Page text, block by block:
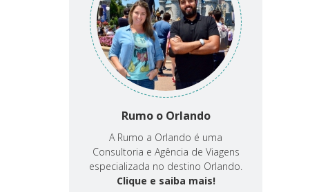
Rumo o Orlando
A Rumo a Orlando é uma
Consultoria e Agência de Viagens
especializada no destino Orlando.
Clique e saiba mais!